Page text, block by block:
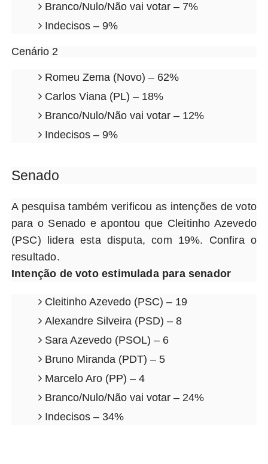
Branco/Nulo/Não vai votar – 7%
Indecisos – 9%
Cenário 2
Romeu Zema (Novo) – 62%
Carlos Viana (PL) – 18%
Branco/Nulo/Não vai votar – 12%
Indecisos – 9%
Senado
A pesquisa também verificou as intenções de voto
para o Senado e apontou que Cleitinho Azevedo
(PSC) lidera esta disputa, com 19%. Confira o
resultado.
Intenção de voto estimulada para senador
Cleitinho Azevedo (PSC) – 19
Alexandre Silveira (PSD) – 8
Sara Azevedo (PSOL) – 6
Bruno Miranda (PDT) – 5
Marcelo Aro (PP) – 4
Branco/Nulo/Não vai votar – 24%
Indecisos – 34%